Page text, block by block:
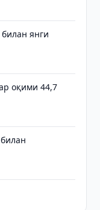
янги
оқими 44,7